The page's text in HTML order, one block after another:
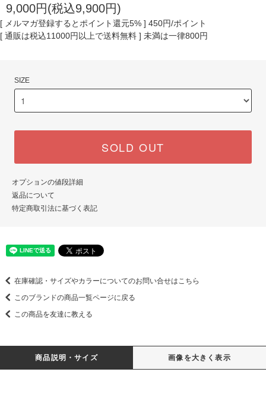
9,000円(税込9,900円)
[ メルマガ登録するとポイント還元5% ] 450円/ポイント
[ 通販は税込11000円以上で送料無料 ] 未満は一律800円
SIZE
SOLD OUT
オプションの値段詳細
返品について
特定商取引法に基づく表記
在庫確認・サイズやカラーについてのお問い合せはこちら
このブランドの商品一覧ページに戻る
この商品を友達に教える
商品説明・サイズ 画像を大きく表示